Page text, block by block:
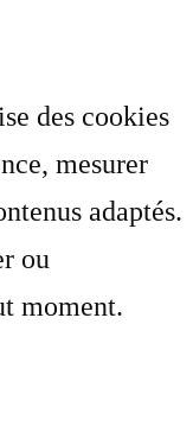
des cookies
mesurer
adaptés.
ou
moment.